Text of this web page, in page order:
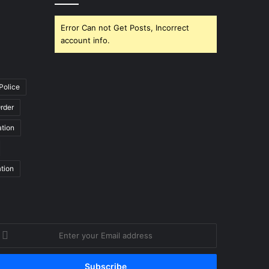
Error Can not Get Posts, Incorrect
account info.